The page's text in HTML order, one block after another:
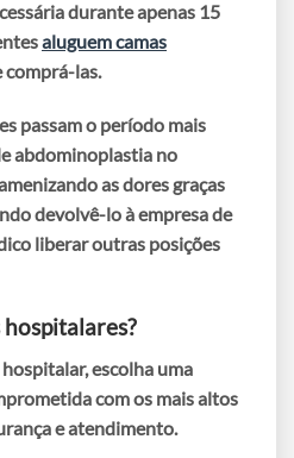
durante apenas 15
aluguem camas
comprá-las.
passamo período mais
abdominoplastia no
as dores graças
devolvê-lo à empresa de
liberar outras posições
escolha uma
com os mais altos
e atendimento.